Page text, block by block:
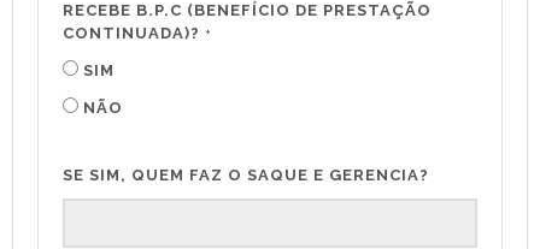
RECEBE B.P.C (BENEFÍCIO DE PRESTAÇÃO
CONTINUADA)? *
SIM
NÃO
SE SIM, QUEM FAZ O SAQUE E GERENCIA?